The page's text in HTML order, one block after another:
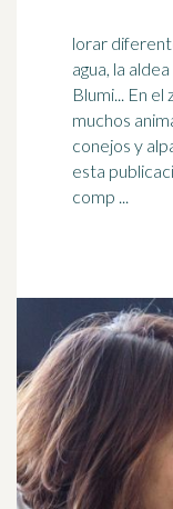
lorar
agua, la
Blumi... En el zoo infantil pueden conocer a
muchos
conejos y
esta publicación en
comp ...